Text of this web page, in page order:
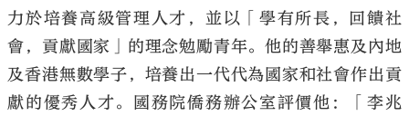
力於培養高級管理人才，並以「學有所長，回饋社
會，貢獻國家」的理念勉勵青年。他的善舉惠及內地
及香港無數學子，培養出一代代為國家和社會作出貢
獻的優秀人才。國務院僑務辦公室評價他：「李兆